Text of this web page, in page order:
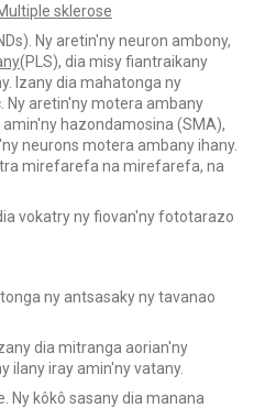
sklerose
Ny aretin'ny neuron ambony,
(PLS), dia misy fiantraikany
Izany dia mahatonga ny
Ny aretin'ny motera ambany
hazondamosina (SMA),
neurons motera ambany ihany.
mirefarefa na mirefarefa, na
vokatry ny fiovan'ny fototarazo
ny antsasaky ny tavanao
dia mitranga aorian'ny
ilany iray amin'ny vatany.
Ny kôkô sasany dia manana